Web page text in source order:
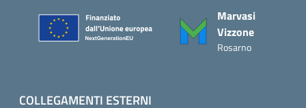
Marvasi
Vizzone
Rosarno
COLLEGAMENTI ESTERNI